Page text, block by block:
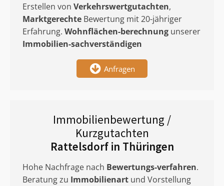
Erstellen von Verkehrswertgutachten,
Marktgerechte Bewertung mit 20-jähriger
Erfahrung. Wohnflächen-berechnung unserer
Immobilien-sachverständigen
Anfragen
Immobilienbewertung /
Kurzgutachten
Rattelsdorf in Thüringen
Hohe Nachfrage nach Bewertungs-verfahren.
Beratung zu Immobilienart und Vorstellung